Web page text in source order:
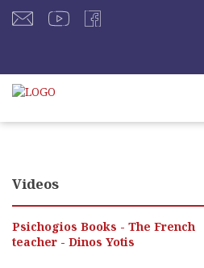
Videos
Psichogios Books - The French
teacher - Dinos Yotis